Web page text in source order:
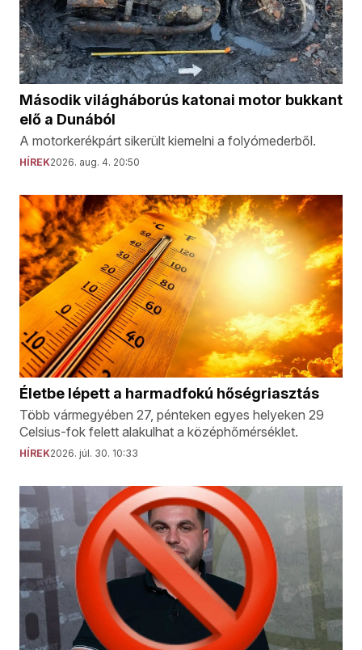
Második világháborús katonai motor bukkant
elő a Dunából
A motorkerékpárt sikerült kiemelni a folyómederből.
HÍREK2026. aug. 4. 20:50
Életbe lépett a harmadfokú hőségriasztás
Több vármegyében 27, pénteken egyes helyeken 29
Celsius-fok felett alakulhat a középhőmérséklet.
HÍREK2026. júl. 30. 10:33